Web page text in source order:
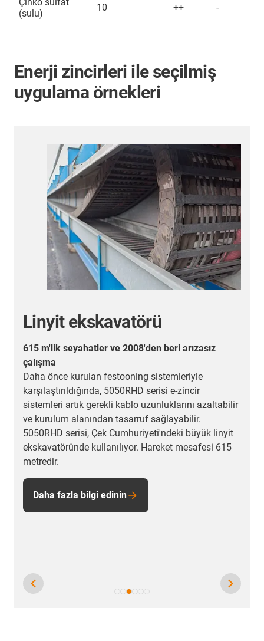
(sulu)
10 ++ -
Enerji zincirleri ile seçilmiş
uygulama örnekleri
Linyit ekskavatörü
615 m'lik seyahatler ve 2008'den beri arızasız
çalışma
Daha önce kurulan festooning sistemleriyle
karşılaştırıldığında, 5050RHD serisi e-zincir
sistemleri artık gerekli kablo uzunluklarını azaltabilir
ve kurulum alanından tasarruf sağlayabilir.
5050RHD serisi, Çek Cumhuriyeti'ndeki büyük linyit
ekskavatöründe kullanılıyor. Hareket mesafesi 615
metredir.
Daha fazla bilgi edinin